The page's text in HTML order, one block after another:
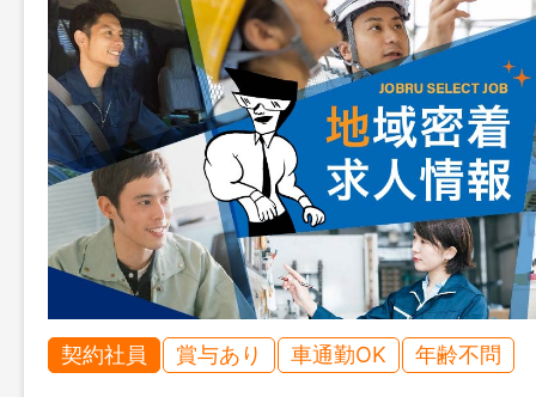
契約社員 賞与あり 車通勤OK 年齢不問